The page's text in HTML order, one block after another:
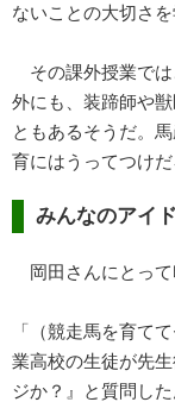
ないことの大切さ
その課外授業では
外にも、装蹄師や
ともあるそうだ。
育にはうってつけだ
みんなのアイ
岡田さんにとって
「（競走馬を育て
業高校の生徒が先
ジか？』と質問し